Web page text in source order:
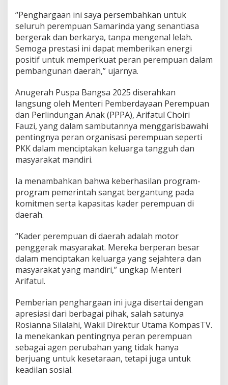
“Penghargaan ini saya persembahkan untuk
seluruh perempuan Samarinda yang senantiasa
bergerak dan berkarya, tanpa mengenal lelah.
Semoga prestasi ini dapat memberikan energi
positif untuk memperkuat peran perempuan dalam
pembangunan daerah,” ujarnya.
Anugerah Puspa Bangsa 2025 diserahkan
langsung oleh Menteri Pemberdayaan Perempuan
dan Perlindungan Anak (PPPA), Arifatul Choiri
Fauzi, yang dalam sambutannya menggarisbawahi
pentingnya peran organisasi perempuan seperti
PKK dalam menciptakan keluarga tangguh dan
masyarakat mandiri.
Ia menambahkan bahwa keberhasilan program-
program pemerintah sangat bergantung pada
komitmen serta kapasitas kader perempuan di
daerah.
“Kader perempuan di daerah adalah motor
penggerak masyarakat. Mereka berperan besar
dalam menciptakan keluarga yang sejahtera dan
masyarakat yang mandiri,” ungkap Menteri
Arifatul.
Pemberian penghargaan ini juga disertai dengan
apresiasi dari berbagai pihak, salah satunya
Rosianna Silalahi, Wakil Direktur Utama KompasTV.
Ia menekankan pentingnya peran perempuan
sebagai agen perubahan yang tidak hanya
berjuang untuk kesetaraan, tetapi juga untuk
keadilan sosial.